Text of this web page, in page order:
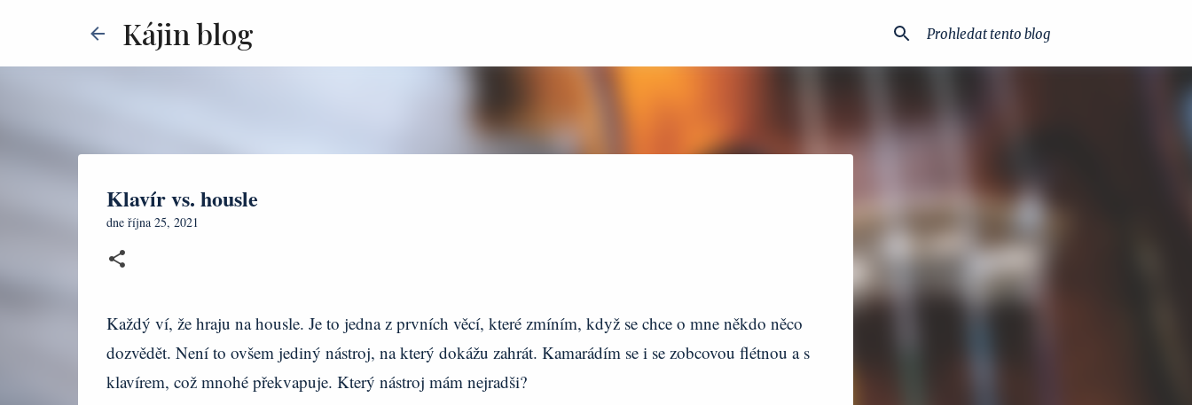
Kájin blog
Klavír vs. housle
dne října 25, 2021
Každý ví, že hraju na housle. Je to jedna z prvních věcí, které zmíním, když se chce o mne někdo něco
dozvědět. Není to ovšem jediný nástroj, na který dokážu zahrát. Kamarádím se i se zobcovou flétnou a s
klavírem, což mnohé překvapuje. Který nástroj mám nejradši?